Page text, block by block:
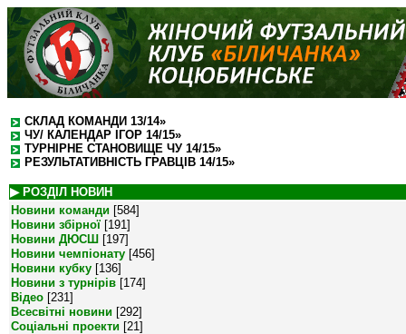
СКЛАД КОМАНДИ 13/14»
ЧУ/ КАЛЕНДАР ІГОР 14/15»
ТУРНІРНЕ СТАНОВИЩЕ ЧУ 14/15»
РЕЗУЛЬТАТИВНІСТЬ ГРАВЦІВ 14/15»
▶ РОЗДІЛ НОВИН
Новини команди [584]
Новини збірної [191]
Новини ДЮСШ [197]
Новини чемпіонату [456]
Новини кубку [136]
Новини з турнірів [174]
Відео [231]
Всесвітні новини [292]
Соціальні проекти [21]